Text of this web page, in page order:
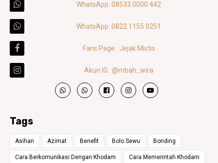
WhatsApp: 08533 0000 442
WhatsApp: 0822 1155 0251
Fans Page : Jejak Mistis
Akun IG : @mbah_wira
Tags
Asihan Azimat Benefit Bolo Sewu Bonding
Cara Berkomunikasi Dengan Khodam Cara Memerintah Khodam